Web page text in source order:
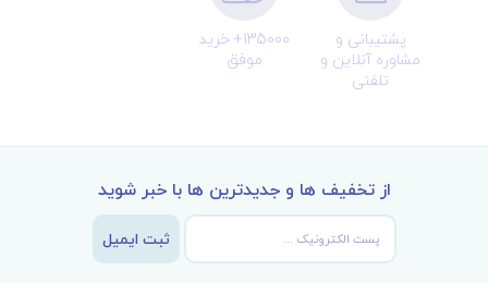
پشتیبانی و
مشاوره آنلاین و
تلفنی
135000+ خرید
موفق
از تخفیف ها و جدیدترین ها با خبر شوید
ثبت ایمیل